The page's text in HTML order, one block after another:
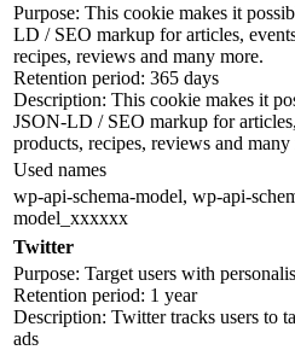
Purpose: This cookie makes it
LD / SEO markup for articles,
recipes, reviews and many more.
Retention period: 365 days
Description: This cookie makes it
JSON-LD / SEO markup for
products, recipes, reviews and many
Used names
wp-api-schema-model, wp-api-
model_xxxxxx
Twitter
Purpose: Target users with
Retention period: 1 year
Description: Twitter tracks users to
ads